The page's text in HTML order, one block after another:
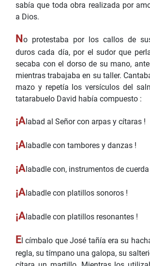
sabía que toda obra realizada por
a Dios.
No protestaba por los callos de
duros cada día, por el sudor que
secaba con el dorso de su mano,
mientras trabajaba en su taller.
mazo y repetía los versículos del
tatarabuelo David había compuesto :
¡Alabad al Señor con arpas y cítaras !
¡Alabadle con tambores y danzas !
¡Alabadle con, instrumentos de
¡Alabadle con platillos sonoros !
¡Alabadle con platillos resonantes !
El címbalo que José tañía era su
regla, su tímpano una galopa, su